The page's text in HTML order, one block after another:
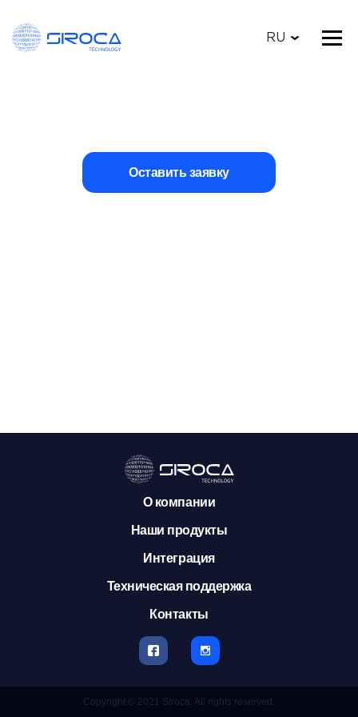
RU
Оставить заявку
О компании
Наши продукты
Интеграция
Техническая поддержка
Контакты
Copyright © 2021 Siroca. All rights reserved.